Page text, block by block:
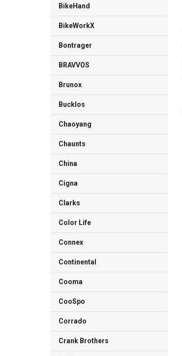
BikeHand
BikeWorkX
Bontrager
BRAVVOS
Brunox
Bucklos
Chaoyang
Chaunts
China
Cigna
Clarks
Color Life
Connex
Continental
Cooma
CooSpo
Corrado
Crank Brothers